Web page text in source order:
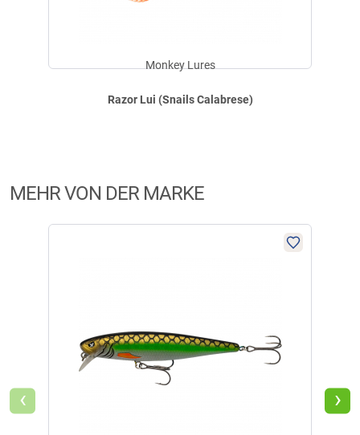
Razor Lui (Snails Calabrese)
Monkey Lures
MEHR VON DER MARKE
‹ ›